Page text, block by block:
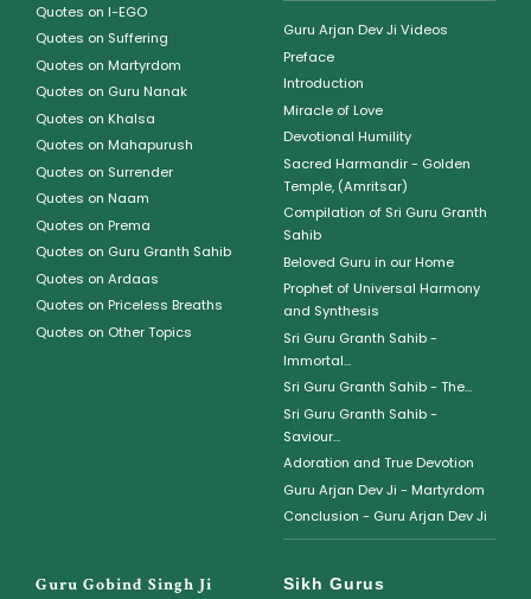
Quotes on I-EGO
Quotes on Suffering
Quotes on Martyrdom
Quotes on Guru Nanak
Quotes on Khalsa
Quotes on Mahapurush
Quotes on Surrender
Quotes on Naam
Quotes on Prema
Quotes on Guru Granth Sahib
Quotes on Ardaas
Quotes on Priceless Breaths
Quotes on Other Topics
Guru Arjan Dev Ji Videos
Preface
Introduction
Miracle of Love
Devotional Humility
Sacred Harmandir - Golden
Temple, (Amritsar)
Compilation of Sri Guru Granth
Sahib
Beloved Guru in our Home
Prophet of Universal Harmony
and Synthesis
Sri Guru Granth Sahib -
Immortal...
Sri Guru Granth Sahib - The...
Sri Guru Granth Sahib -
Saviour...
Adoration and True Devotion
Guru Arjan Dev Ji - Martyrdom
Conclusion - Guru Arjan Dev Ji
Guru Gobind Singh Ji Sikh Gurus